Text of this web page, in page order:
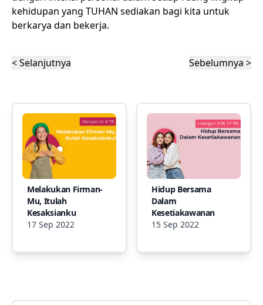
kehidupan yang TUHAN sediakan bagi kita untuk
berkarya dan bekerja.
< Selanjutnya Sebelumnya >
Melakukan Firman-
Mu, Itulah
Kesaksianku
17 Sep 2022
Hidup Bersama
Dalam
Kesetiakawanan
15 Sep 2022